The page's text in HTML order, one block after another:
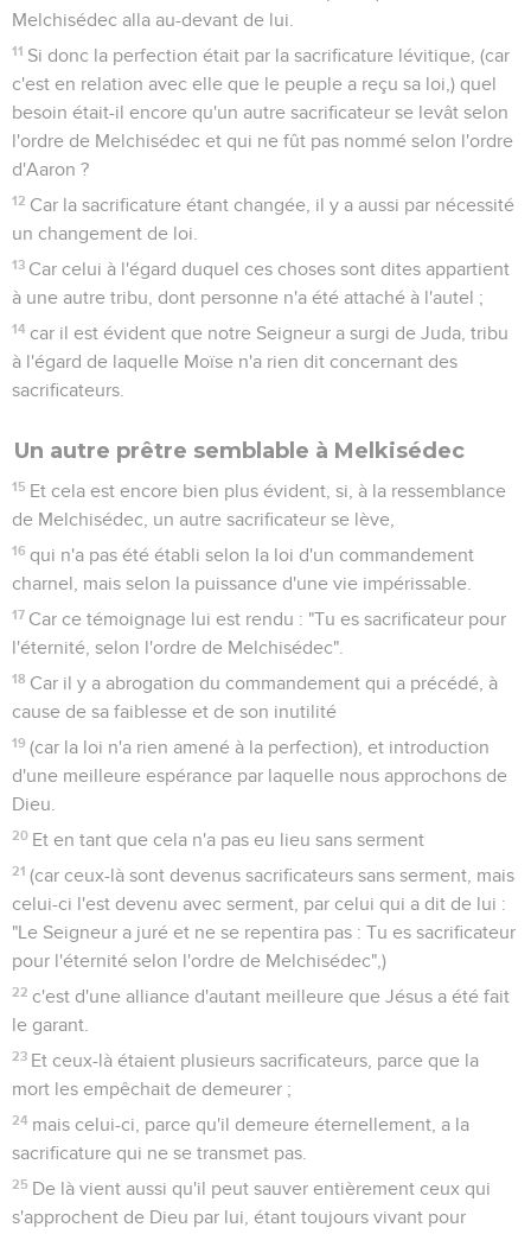
Melchisédec alla au-devant de lui.
11 Si donc la perfection était par la sacrificature lévitique, (car
c'est en relation avec elle que le peuple a reçu sa loi,) quel
besoin était-il encore qu'un autre sacrificateur se levât selon
l'ordre de Melchisédec et qui ne fût pas nommé selon l'ordre
d'Aaron ?
12 Car la sacrificature étant changée, il y a aussi par nécessité
un changement de loi.
13 Car celui à l'égard duquel ces choses sont dites appartient
à une autre tribu, dont personne n'a été attaché à l'autel ;
14 car il est évident que notre Seigneur a surgi de Juda, tribu
à l'égard de laquelle Moïse n'a rien dit concernant des
sacrificateurs.
Un autre prêtre semblable à Melkisédec
15 Et cela est encore bien plus évident, si, à la ressemblance
de Melchisédec, un autre sacrificateur se lève,
16 qui n'a pas été établi selon la loi d'un commandement
charnel, mais selon la puissance d'une vie impérissable.
17 Car ce témoignage lui est rendu : "Tu es sacrificateur pour
l'éternité, selon l'ordre de Melchisédec".
18 Car il y a abrogation du commandement qui a précédé, à
cause de sa faiblesse et de son inutilité
19 (car la loi n'a rien amené à la perfection), et introduction
d'une meilleure espérance par laquelle nous approchons de
Dieu.
20 Et en tant que cela n'a pas eu lieu sans serment
21 (car ceux-là sont devenus sacrificateurs sans serment, mais
celui-ci l'est devenu avec serment, par celui qui a dit de lui :
"Le Seigneur a juré et ne se repentira pas : Tu es sacrificateur
pour l'éternité selon l'ordre de Melchisédec",)
22 c'est d'une alliance d'autant meilleure que Jésus a été fait
le garant.
23 Et ceux-là étaient plusieurs sacrificateurs, parce que la
mort les empêchait de demeurer ;
24 mais celui-ci, parce qu'il demeure éternellement, a la
sacrificature qui ne se transmet pas.
25 De là vient aussi qu'il peut sauver entièrement ceux qui
s'approchent de Dieu par lui, étant toujours vivant pour